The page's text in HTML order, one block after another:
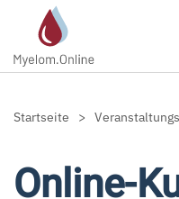
Zum Hauptinhalt
Startseite
Online-